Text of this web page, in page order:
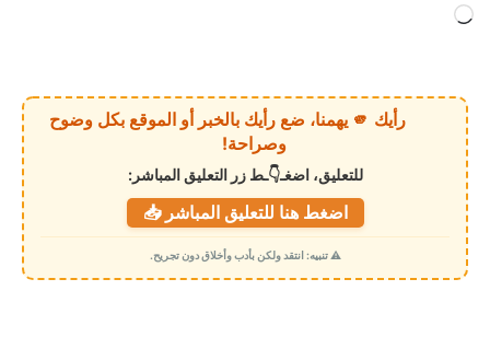
ي
م
ي
رأيك 🫵 يهمنا، ضع رأيك بالخبر أو الموقع بكل وضوح
وصراحة!
للتعليق، اضغـ👇ـط زر التعليق المباشر:
اضغط هنا للتعليق المباشر 📥
⚠️ تنبيه: انتقد ولكن بأدب وأخلاق دون تجريح.